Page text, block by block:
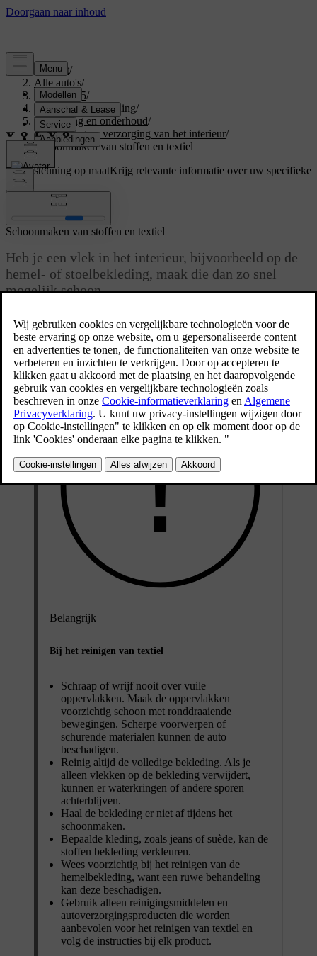
Support/
Alle auto's/
EX40 2025/
Gebruikershandleiding/
Verzorging en onderhoud/
Reiniging en verzorging van het interieur/
Schoonmaken van stoffen en textiel
Ondersteuning op maatKrijg relevante informatie over uw specifieke
auto.
Schoonmaken van stoffen en textiel
Heb je een vlek in het interieur, bijvoorbeeld op de
hemel- of stoelbekleding, maak die dan zo snel
mogelijk schoon.
Deze adviezen zijn van toepassing op diverse interieurstoffen,
waaronder Tailored Knit.
Belangrijk
Bij het reinigen van textiel
Schraap of wrijf nooit over vuile
oppervlakken. Maak de oppervlakken
voorzichtig schoon met ronddraaiende
bewegingen. Scherpe voorwerpen of
schurende materialen kunnen de auto
beschadigen.
Reinig altijd de volledige bekleding. Als je
alleen vlekken op de bekleding verwijdert,
kunnen er waterkringen of andere sporen
achterblijven.
Haal de bekleding er niet af tijdens het
schoonmaken.
Bepaalde kleding, zoals jeans of suède, kan de
stoffen bekleding verkleuren.
Wees voorzichtig bij het reinigen van de
hemelbekleding, want een ruwe behandeling
kan deze beschadigen.
Gebruik alleen reinigingsmiddelen en
autoverzorgingsproducten die worden
aanbevolen voor het reinigen van textiel en
volg de instructies bij elk product.